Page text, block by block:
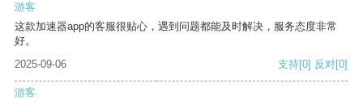
游客
这款加速器app的客服很贴心，遇到问题都能及时解决，服务态度非常
好。
2025-09-06
支持[0] 反对[0]
游客